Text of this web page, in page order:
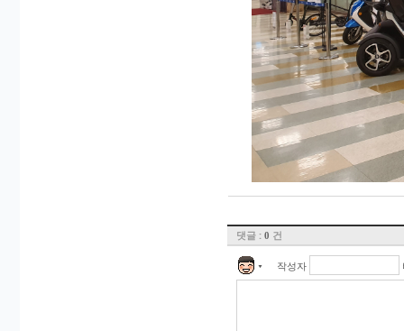
댓글 : 0 건
▼ 작성자